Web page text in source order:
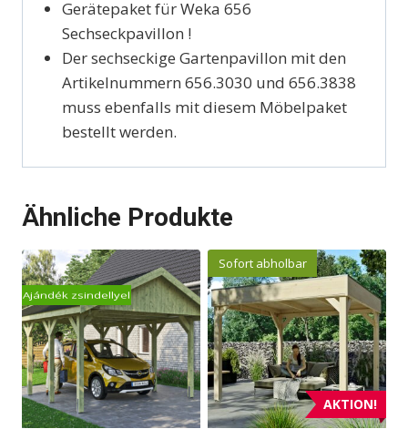
Gerätepaket für Weka 656
Sechseckpavillon !
Der sechseckige Gartenpavillon mit den
Artikelnummern 656.3030 und 656.3838
muss ebenfalls mit diesem Möbelpaket
bestellt werden.
Ähnliche Produkte
Ajándék zsindellyel
AKTION!
Sofort abholbar